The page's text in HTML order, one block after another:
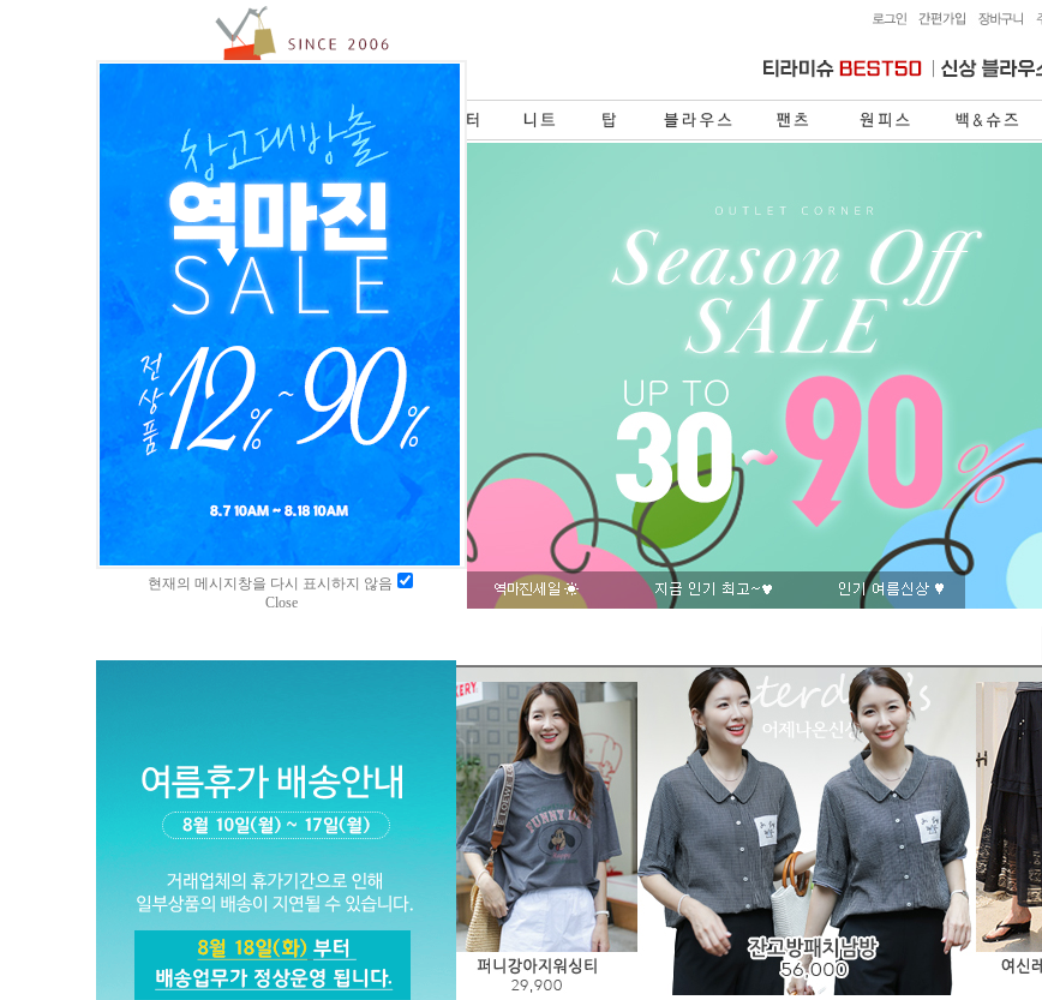
현재의 메시지창을 다시 표시하지 않음
Close